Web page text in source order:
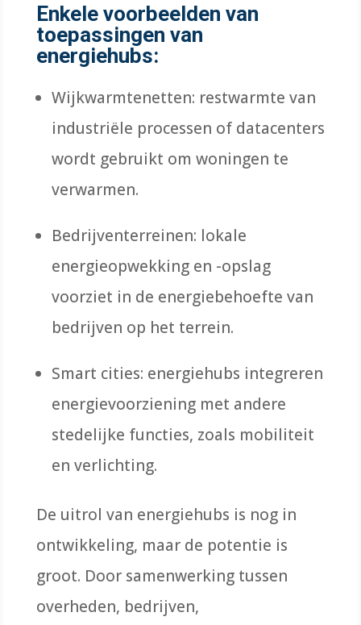
Enkele voorbeelden van
toepassingen van
energiehubs:
Wijkwarmtenetten: restwarmte van
industriële processen of datacenters
wordt gebruikt om woningen te
verwarmen.
Bedrijventerreinen: lokale
energieopwekking en -opslag
voorziet in de energiebehoefte van
bedrijven op het terrein.
Smart cities: energiehubs integreren
energievoorziening met andere
stedelijke functies, zoals mobiliteit
en verlichting.
De uitrol van energiehubs is nog in
ontwikkeling, maar de potentie is
groot. Door samenwerking tussen
overheden, bedrijven,